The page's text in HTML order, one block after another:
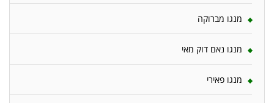
מנגו מברוקה
מנגו נאם דוק מאי
מנגו פאירי